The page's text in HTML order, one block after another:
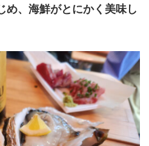
め、海鮮がとにかく美味し